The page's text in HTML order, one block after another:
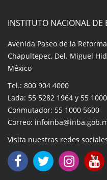
INSTITUTO NACIONAL DE
Avenida Paseo de la
Chapultepec, Del. Miguel
México
Tel.: 800 904 4000
Lada: 55 5282 1964 y 55
Conmutador: 55 1000 5600
Correo:
Visita nuestras redes